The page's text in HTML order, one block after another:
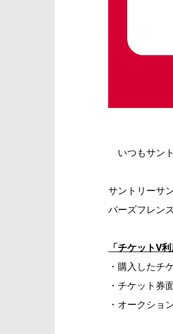
いつもサン
サントリーサ
バーズフレン
「チケットV
・購入したチ
・チケット券
・オークショ